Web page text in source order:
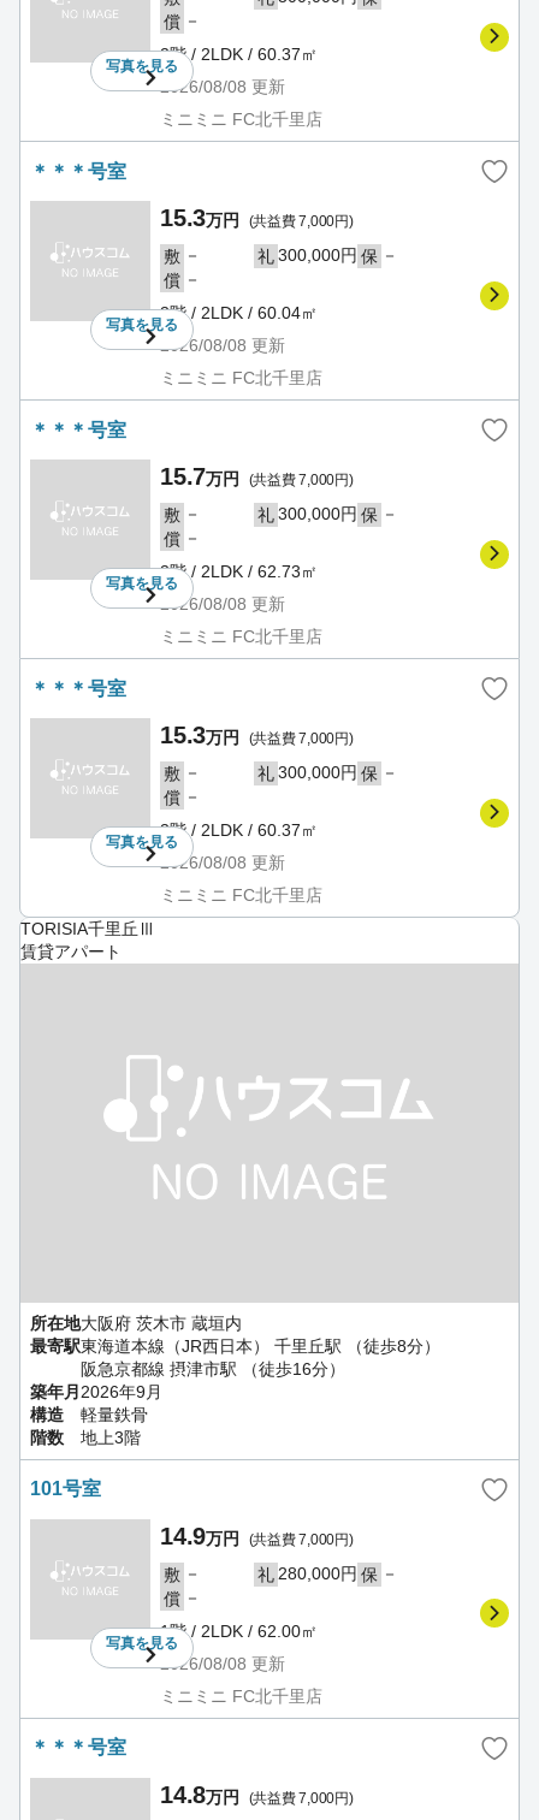
写真を見る
償 －
2階 / 2LDK / 60.37㎡
2026/08/08 更新
ミニミニ FC北千里店
＊＊＊号室
写真を見る
15.3万円 (共益費 7,000円)
敷 － 礼300,000円 保 －
償 －
3階 / 2LDK / 60.04㎡
2026/08/08 更新
ミニミニ FC北千里店
＊＊＊号室
写真を見る
15.7万円 (共益費 7,000円)
敷 － 礼300,000円 保 －
償 －
3階 / 2LDK / 62.73㎡
2026/08/08 更新
ミニミニ FC北千里店
＊＊＊号室
写真を見る
15.3万円 (共益費 7,000円)
敷 － 礼300,000円 保 －
償 －
3階 / 2LDK / 60.37㎡
2026/08/08 更新
ミニミニ FC北千里店
TORISIA千里丘Ⅲ
賃貸アパート
所在地大阪府 茨木市 蔵垣内
最寄駅東海道本線（JR西日本） 千里丘駅 （徒歩8分）
阪急京都線 摂津市駅 （徒歩16分）
築年月 2026年9月
構造
軽量鉄骨
階数
地上3階
101号室
写真を見る
14.9万円 (共益費 7,000円)
敷 － 礼 280,000円 保 －
償 －
1階 / 2LDK / 62.00㎡
2026/08/08 更新
ミニミニ FC北千里店
＊＊＊号室
14.8万円 (共益費 7,000円)